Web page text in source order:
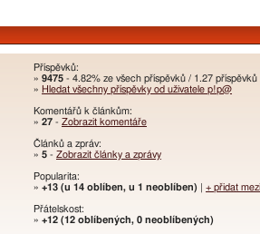
Příspěvků:
» 9475 - 4.82% ze všech příspěvků / 1.27 příspěvků
» Hledat všechny příspěvky od uživatele p!p@
Komentářů k článkům:
» 27 - Zobrazit komentáře
Článků a zpráv:
» 5 - Zobrazit články a zprávy
Popularita:
» +13 (u 14 oblíben, u 1 neoblíben) + přidat
Přátelskost:
» +12 (12 oblíbených, 0 neoblíbených)